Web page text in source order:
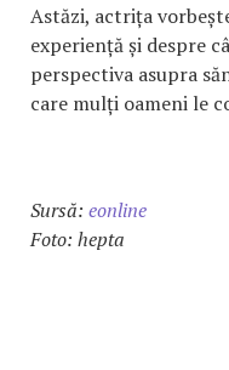
Astăzi, actrița
experiență și despre
perspectiva asupra
care mulți oameni le
Sursă: eonline
Foto: hepta